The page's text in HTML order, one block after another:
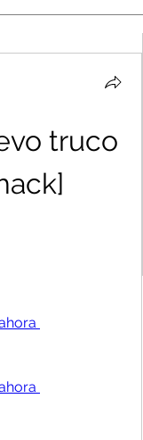
truco